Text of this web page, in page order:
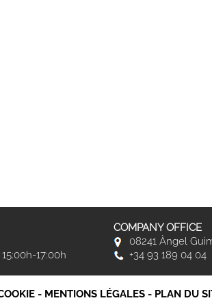
17:00h
COMPANY OFFICE
08241 Àngel
+34 93 189 04 04
- MENTIONS LÉGALES - PLAN DU